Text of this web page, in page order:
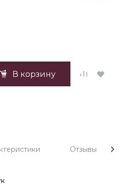
В корзину
Отзывы